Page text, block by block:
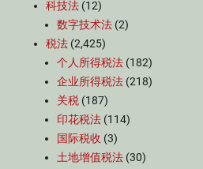
科技法 (12)
数字技术法 (2)
税法 (2,425)
个人所得税法 (182)
企业所得税法 (218)
关税 (187)
印花税法 (114)
国际税收 (3)
土地增值税法 (30)